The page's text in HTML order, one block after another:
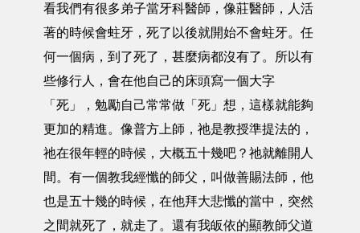
看我們有很多弟子當牙科醫師，像莊醫師，人活
著的時候會蛀牙，死了以後就開始不會蛀牙。任
何一個病，到了死了，甚麼病都沒有了。所以有
些修行人，會在他自己的床頭寫一個大字
「死」，勉勵自己常常做「死」想，這樣就能夠
更加的精進。像普方上師，祂是教授準提法的，
祂在很年輕的時候，大概五十幾吧？祂就離開人
間。有一個教我經懺的師父，叫做善賜法師，他
也是五十幾的時候，在他拜大悲懺的當中，突然
之間就死了，就走了。還有我皈依的顯教師父道